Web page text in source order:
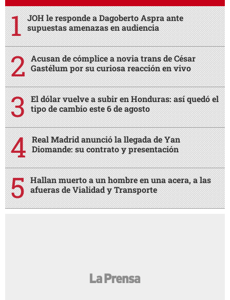
JOH le responde a Dagoberto Aspra ante
supuestas amenazas en audiencia
Acusan de cómplice a novia trans de César
Gastélum por su curiosa reacción en vivo
El dólar vuelve a subir en Honduras: así quedó el
tipo de cambio este 6 de agosto
Real Madrid anunció la llegada de Yan
Diomande: su contrato y presentación
Hallan muerto a un hombre en una acera, a las
afueras de Vialidad y Transporte